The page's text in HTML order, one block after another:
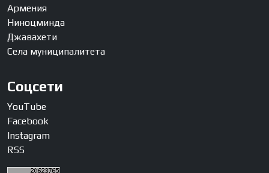
Армения
Ниноцминда
Джавахети
Села муниципалитета
Соцсети
YouTube
Facebook
Instagram
RSS